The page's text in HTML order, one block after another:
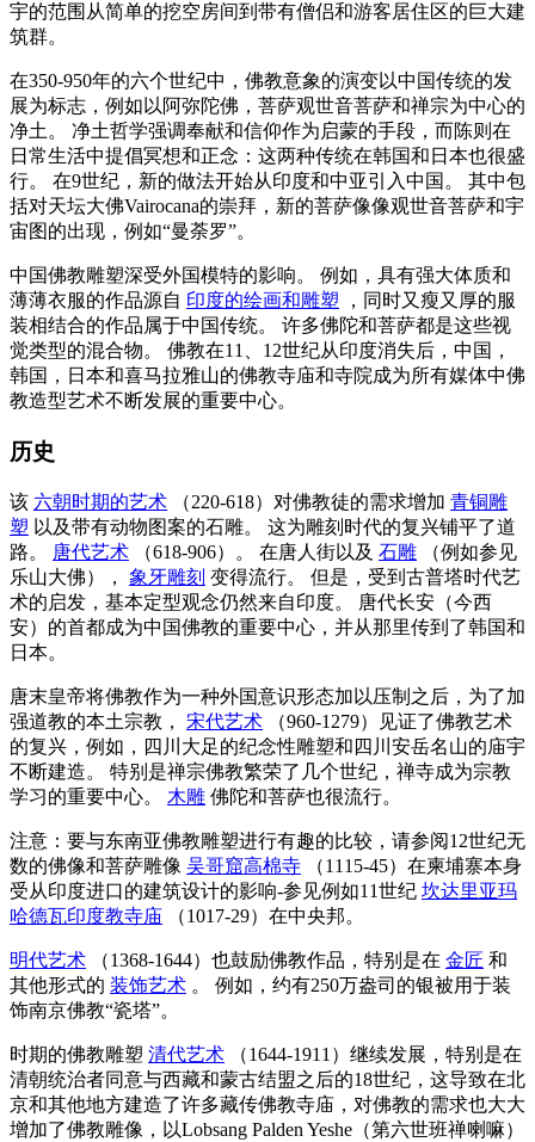
宇的范围从简单的挖空房间到带有僧侣和游客居住区的巨大建
筑群。
在350-950年的六个世纪中，佛教意象的演变以中国传统的发
展为标志，例如以阿弥陀佛，菩萨观世音菩萨和禅宗为中心的
净土。 净土哲学强调奉献和信仰作为启蒙的手段，而陈则在
日常生活中提倡冥想和正念：这两种传统在韩国和日本也很盛
行。 在9世纪，新的做法开始从印度和中亚引入中国。 其中包
括对天坛大佛Vairocana的崇拜，新的菩萨像像观世音菩萨和宇
宙图的出现，例如“曼荼罗”。
中国佛教雕塑深受外国模特的影响。 例如，具有强大体质和
薄薄衣服的作品源自 印度的绘画和雕塑 ，同时又瘦又厚的服
装相结合的作品属于中国传统。 许多佛陀和菩萨都是这些视
觉类型的混合物。 佛教在11、12世纪从印度消失后，中国，
韩国，日本和喜马拉雅山的佛教寺庙和寺院成为所有媒体中佛
教造型艺术不断发展的重要中心。
历史
该 六朝时期的艺术 （220-618）对佛教徒的需求增加 青铜雕
塑 以及带有动物图案的石雕。 这为雕刻时代的复兴铺平了道
路。
唐代艺术 （618-906）。 在唐人街以及 石雕 （例如参见
乐山大佛）， 象牙雕刻 变得流行。 但是，受到古普塔时代艺
术的启发，基本定型观念仍然来自印度。 唐代长安（今西
安）的首都成为中国佛教的重要中心，并从那里传到了韩国和
日本。
唐末皇帝将佛教作为一种外国意识形态加以压制之后，为了加
强道教的本土宗教， 宋代艺术 （960-1279）见证了佛教艺术
的复兴，例如，四川大足的纪念性雕塑和四川安岳名山的庙宇
不断建造。 特别是禅宗佛教繁荣了几个世纪，禅寺成为宗教
学习的重要中心。 木雕 佛陀和菩萨也很流行。
注意：要与东南亚佛教雕塑进行有趣的比较，请参阅12世纪无
数的佛像和菩萨雕像 吴哥窟高棉寺 （1115-45）在柬埔寨本身
受从印度进口的建筑设计的影响-参见例如11世纪 坎达里亚玛
哈德瓦印度教寺庙 （1017-29）在中央邦。
明代艺术 （1368-1644）也鼓励佛教作品，特别是在 金匠 和
其他形式的 装饰艺术 。 例如，约有250万盎司的银被用于装
饰南京佛教“瓷塔”。
时期的佛教雕塑 清代艺术 （1644-1911）继续发展，特别是在
清朝统治者同意与西藏和蒙古结盟之后的18世纪，这导致在北
京和其他地方建造了许多藏传佛教寺庙，对佛教的需求也大大
增加了佛教雕像，以Lobsang Palden Yeshe（第六世班禅喇嘛）